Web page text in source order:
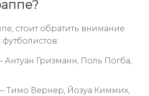
стоит обратить внимание
Гризманн, Поль Погба,
Тимо Вернер, Йозуа Киммих,